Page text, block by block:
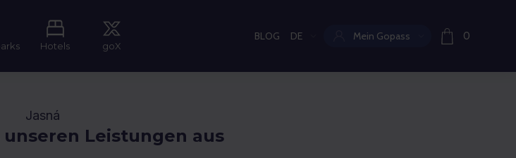
Hotels goX
BLOG Aktuelle Sprache:
DE Mein Gopass 0
Jasná
unseren Leistungen aus